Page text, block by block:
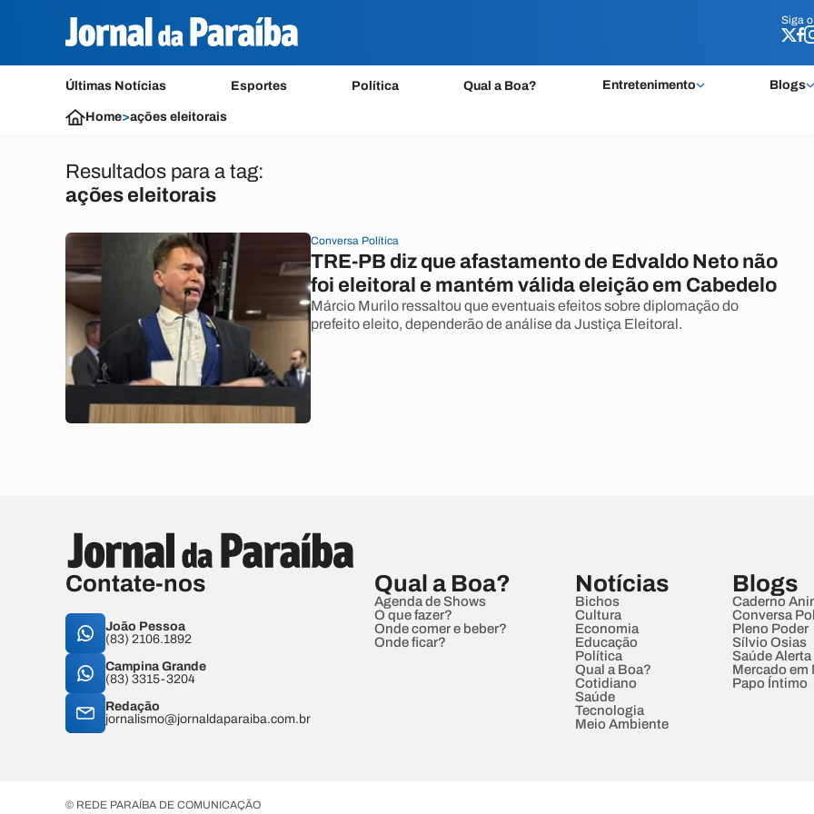
Siga o
Últimas Notícias Esportes Política Qual a Boa? Entretenimento Blogs
Siga o
Home>ações eleitorais
Resultados para a tag:
ações eleitorais
Conversa Política
TRE-PB diz que afastamento de Edvaldo Neto não
foi eleitoral e mantém válida eleição em Cabedelo
Márcio Murilo ressaltou que eventuais efeitos sobre diplomação do
prefeito eleito, dependerão de análise da Justiça Eleitoral.
Contate-nos
João Pessoa
(83) 2106.1892
Campina Grande
(83) 3315-3204
Redação
jornalismo@jornaldaparaiba.com.br
Qual a Boa?
Agenda de Shows
O que fazer?
Onde comer e beber?
Onde ficar?
Notícias
Bichos
Cultura
Economia
Educação
Política
Qual a Boa?
Cotidiano
Saúde
Tecnologia
Meio Ambiente
Blogs
Caderno
Conversa
Pleno Poder
Sílvio Osias
Saúde Alerta
Mercado em
Papo Íntimo
© REDE PARAÍBA DE COMUNICAÇÃO